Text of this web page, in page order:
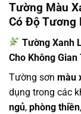
Tường Màu
Có Độ Tương
Tường Xanh
Cho Không Gian
Tường sơn màu
dụng trong các
ngủ, phòng thiền,